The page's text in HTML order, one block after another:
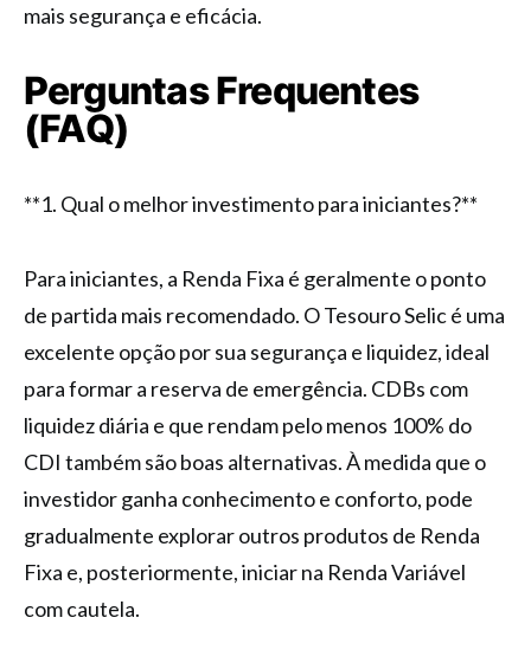
mais segurança e eficácia.
Perguntas Frequentes
(FAQ)
**1. Qual o melhor investimento para iniciantes?**
Para iniciantes, a Renda Fixa é geralmente o ponto
de partida mais recomendado. O Tesouro Selic é uma
excelente opção por sua segurança e liquidez, ideal
para formar a reserva de emergência. CDBs com
liquidez diária e que rendam pelo menos 100% do
CDI também são boas alternativas. À medida que o
investidor ganha conhecimento e conforto, pode
gradualmente explorar outros produtos de Renda
Fixa e, posteriormente, iniciar na Renda Variável
com cautela.